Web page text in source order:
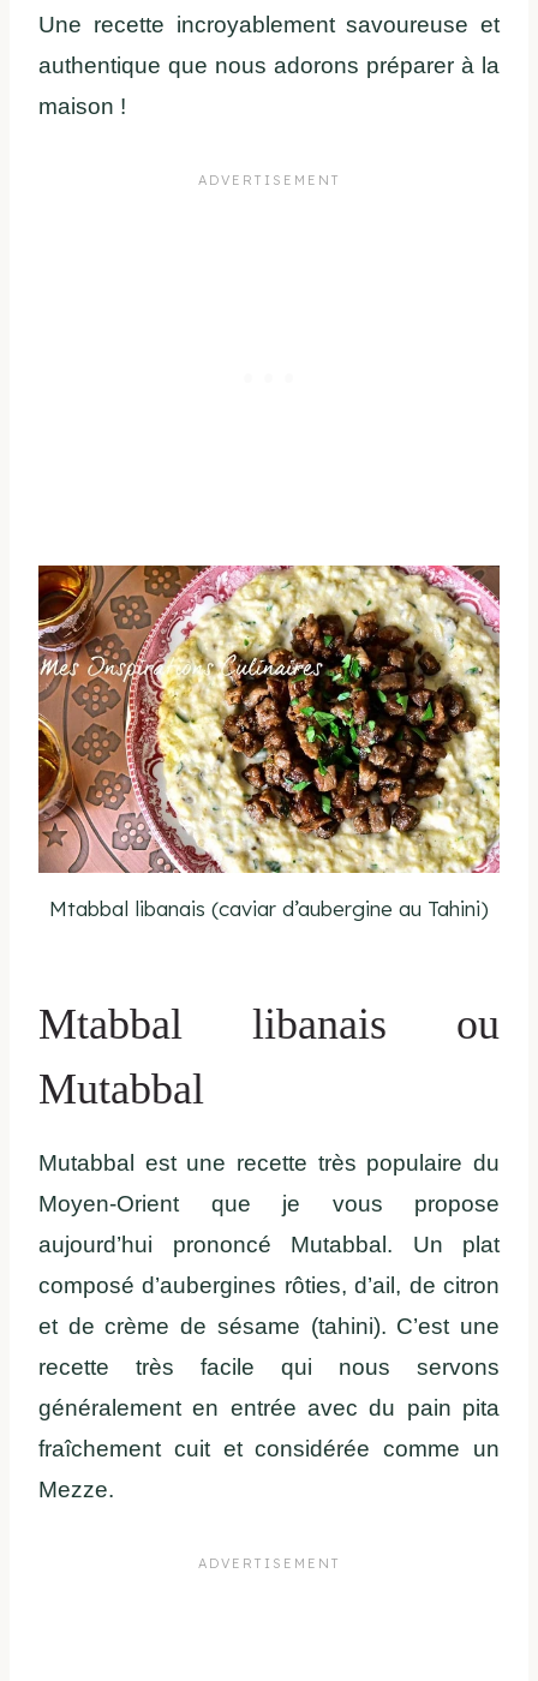
Une recette incroyablement savoureuse et
authentique que nous adorons préparer à la
maison !
Mtabbal libanais (caviar d’aubergine au Tahini)
Mtabbal libanais ou
Mutabbal
Mutabbal est une recette très populaire du
Moyen-Orient que je vous propose
aujourd’hui prononcé Mutabbal. Un plat
composé d’aubergines rôties, d’ail, de citron
et de crème de sésame (tahini). C’est une
recette très facile qui nous servons
généralement en entrée avec du pain pita
fraîchement cuit et considérée comme un
Mezze.